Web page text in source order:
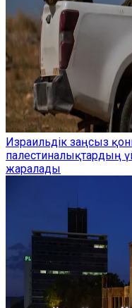
Израильдік заңсыз
палестиналықтардың
жаралады